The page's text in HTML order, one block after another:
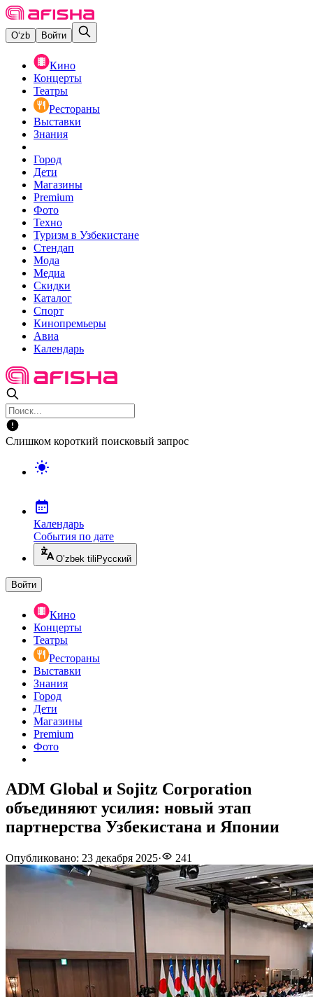
O‘zb Войти
Кино
Концерты
Театры
Рестораны
Выставки
Знания
Город
Дети
Магазины
Premium
Фото
Техно
Туризм в Узбекистане
Стендап
Мода
Медиа
Скидки
Каталог
Спорт
Кинопремьеры
Авиа
Календарь
Слишком короткий поисковый запрос
Календарь
События по дате
O’zbek tili Русский
Войти
Кино
Концерты
Театры
Рестораны
Выставки
Знания
Город
Дети
Магазины
Premium
Фото
ADM Global и Sojitz Corporation
объединяют усилия: новый этап
партнерства Узбекистана и Японии
Опубликовано: 23 декабря 2025· 241